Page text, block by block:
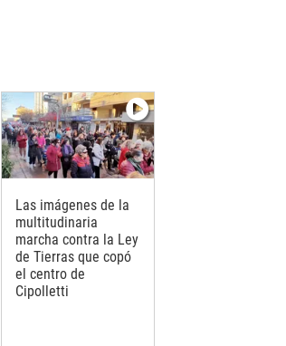
Las imágenes de la
multitudinaria
marcha contra la Ley
de Tierras que copó
el centro de
Cipolletti